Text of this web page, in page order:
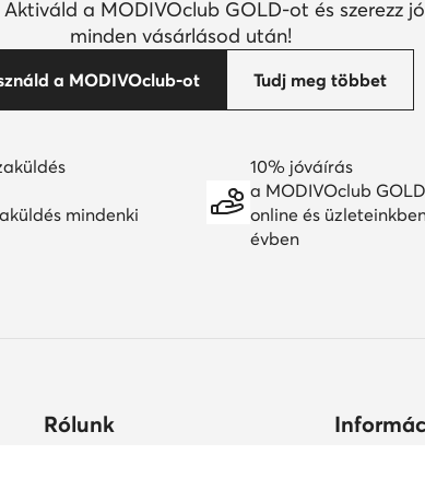
a MODIVOclub GOLD-ot és szerezz
minden vásárlásod után!
a MODIVOclub-ot Tudj meg többet
mindenki
10% jóváírás
a MODIVOclub
online és
évben
Rólunk